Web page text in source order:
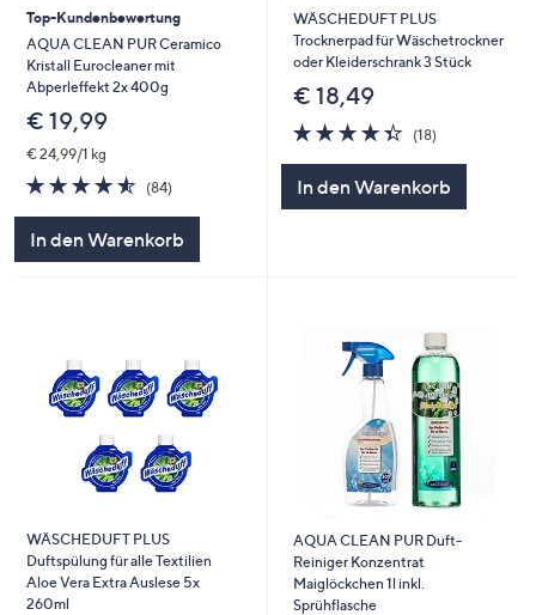
Top-Kundenbewertung
AQUA CLEAN PUR Ceramico
Kristall Eurocleaner mit
Abperleffekt 2x 400g
€ 19,99
€ 24,99/1 kg
4.5
von
5
(84)
In den Warenkorb
WÄSCHEDUFT PLUS
Trocknerpad für Wäschetrockner
oder Kleiderschrank 3 Stück
€ 18,49
4.3
von
5
(18)
In den Warenkorb
WÄSCHEDUFT PLUS
Duftspülung für alle Textilien
Aloe Vera Extra Auslese 5x
260ml
AQUA CLEAN PUR Duft-
Reiniger Konzentrat
Maiglöckchen 1l inkl.
Sprühflasche